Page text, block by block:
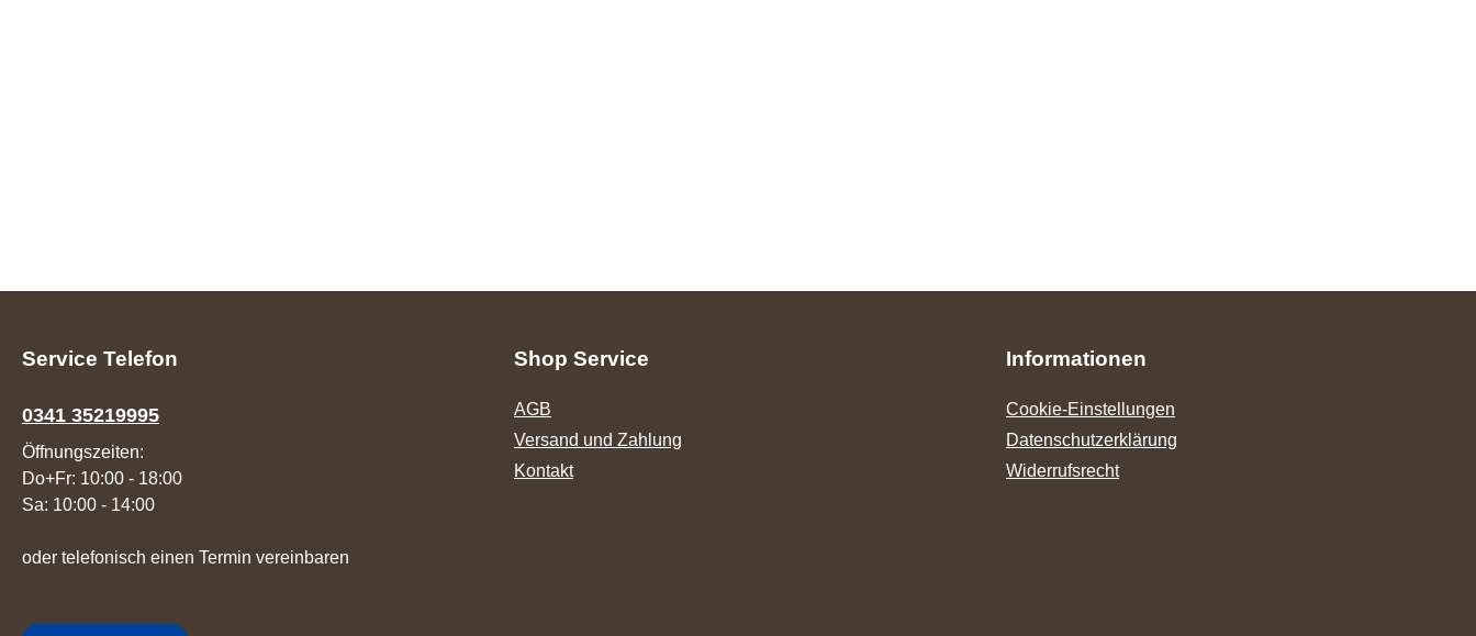
Service Telefon
0341 35219995
Öffnungszeiten:
Do+Fr: 10:00 - 18:00
Sa: 10:00 - 14:00
oder telefonisch einen Termin vereinbaren
Shop Service
AGB
Versand und Zahlung
Kontakt
Informationen
Cookie-Einstellungen
Datenschutzerklärung
Widerrufsrecht